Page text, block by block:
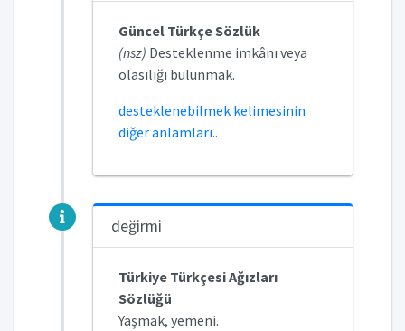
Güncel Türkçe Sözlük
(nsz) Desteklenme imkânı veya
olasılığı bulunmak.
desteklenebilmek kelimesinin
diğer anlamları..
değirmi
Türkiye Türkçesi Ağızları
Sözlüğü
Yaşmak, yemeni.